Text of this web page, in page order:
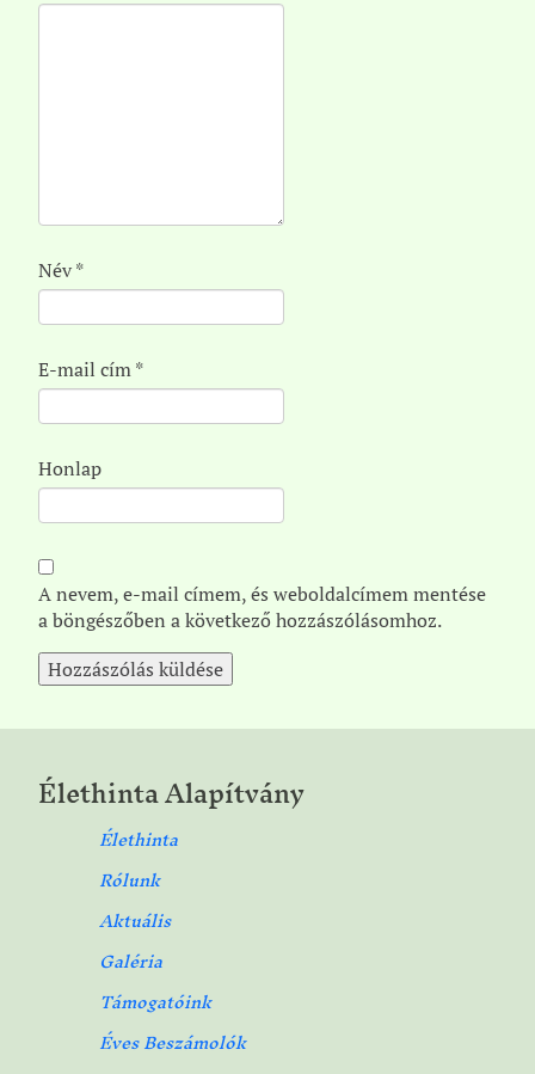
Név*
E-mail cím*
Honlap
A nevem, e-mail címem, és weboldalcímem mentése
a böngészőben a következő hozzászólásomhoz.
Élethinta Alapítvány
Élethinta
Rólunk
Aktuális
Galéria
Támogatóink
Éves Beszámolók